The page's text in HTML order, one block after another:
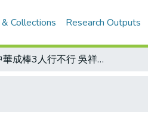
Collections Research Outputs
中華成棒3人行不行 吳祥木一句話 沒問題 原本的行政干涉技術檢討會 就無疾而終了 但對其他成員而言 現存的問題恐怕仍然不會自然消失吧！